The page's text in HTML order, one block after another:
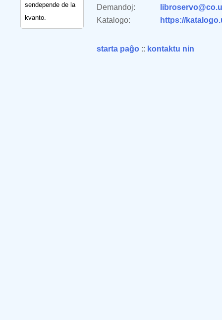
sendepende de la
kvanto.
Demandoj:
Katalogo:
https://
starta paĝo :: kontaktu nin